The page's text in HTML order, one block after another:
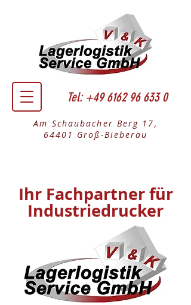
Tel: +49 6162 96 633 0
Ihr Fachpartner für
Industriedrucker
Am Schaubacher Berg 17,
64401 Groß-Bieberau